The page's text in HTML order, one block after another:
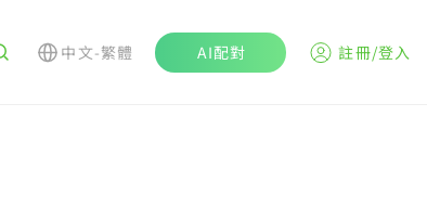
中文-繁體 AI配對 註冊/登入